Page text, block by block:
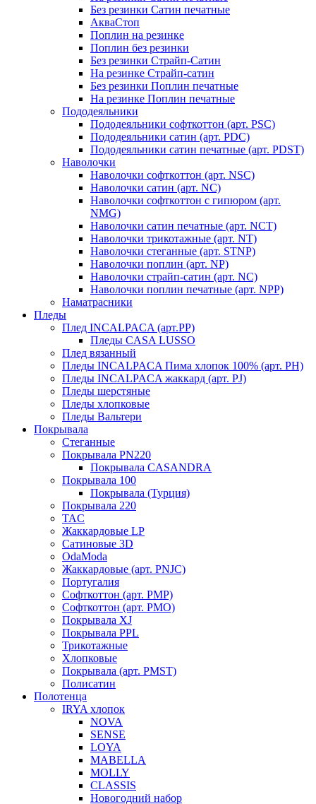
Без резинки Сатин печатные
АкваСтоп
Поплин на резинке
Поплин без резинки
Без резинки Страйп-Сатин
На резинке Страйп-сатин
Без резинки Поплин печатные
На резинке Поплин печатные
Пододеяльники
Пододеяльники софткоттон (арт. PSC)
Пододеяльники сатин (арт. PDC)
Пододеяльники сатин печатные (арт. PDST)
Наволочки
Наволочки софткоттон (арт. NSC)
Наволочки сатин (арт. NC)
Наволочки софткоттон с гипюром (арт.
NMG)
Наволочки сатин печатные (арт. NCT)
Наволочки трикотажные (арт. NT)
Наволочки стеганные (арт. STNP)
Наволочки поплин (арт. NP)
Наволочки страйп-сатин (арт. NC)
Наволочки поплин печатные (арт. NPP)
Наматрасники
Пледы
Плед INCALPACA (арт.PP)
Пледы CASA LUSSO
Плед вязанный
Пледы INCALPACA Пима хлопок 100% (арт. PH)
Пледы INCALPACA жаккард (арт. PJ)
Пледы шерстяные
Пледы хлопковые
Пледы Вальтери
Покрывала
Стеганные
Покрывала PN220
Покрывала CASANDRA
Покрывала 100
Покрывала (Турция)
Покрывала 220
TAC
Жаккардовые LP
Сатиновые 3D
OdaModa
Жаккардовые (арт. PNJC)
Португалия
Софткоттон (арт. PMP)
Софткоттон (арт. PMO)
Покрывала XJ
Покрывала PPL
Трикотажные
Хлопковые
Покрывала (арт. PMST)
Полисатин
Полотенца
IRYA хлопок
NOVA
SENSE
LOYA
MABELLA
MOLLY
CLASSIS
Новогодний набор